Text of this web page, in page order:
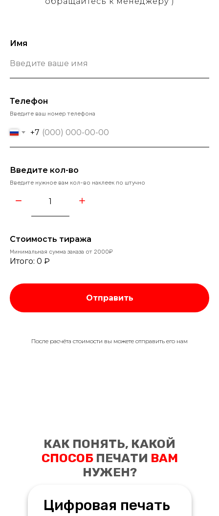
Имя
Телефон
Введите ваш номер телефона
+7
Введите кол-во
Введите нужное вам кол-во наклеек по штучно
Стоимость тиража
Минимальная сумма заказа от 2000₽
Итого: 0 ₽
Отправить
После расчёта стоимости вы можете отправить его нам
КАК ПОНЯТЬ, КАКОЙ
СПОСОБПЕЧАТИ ВАМ
НУЖЕН?
Цифровая печать